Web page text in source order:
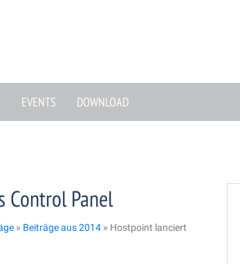
EVENTS DOWNLOAD
Control Panel
» Beiträge aus 2014 » Hostpoint lanciert